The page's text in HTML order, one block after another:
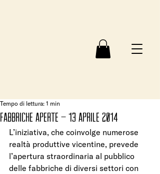
FABBRICHE APERTE – 13 APRILE 2014
Tempo di lettura: 1 min
L’iniziativa, che coinvolge numerose
realtà produttive vicentine, prevede
l’apertura straordinaria al pubblico
delle fabbriche di diversi settori con